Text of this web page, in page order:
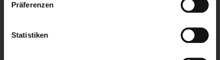
Informationen über Ihre geografische Lage erfassen,
Ihr Gerät durch aktives Scannen nach bestimmten
Präferenzen
Statistiken
Kontakt
66333 Völklingen